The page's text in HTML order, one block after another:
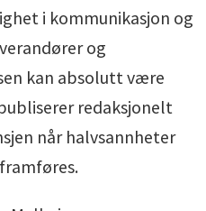
i kommunikasjon og
og
kan absolutt være
redaksjonelt
når halvsannheter